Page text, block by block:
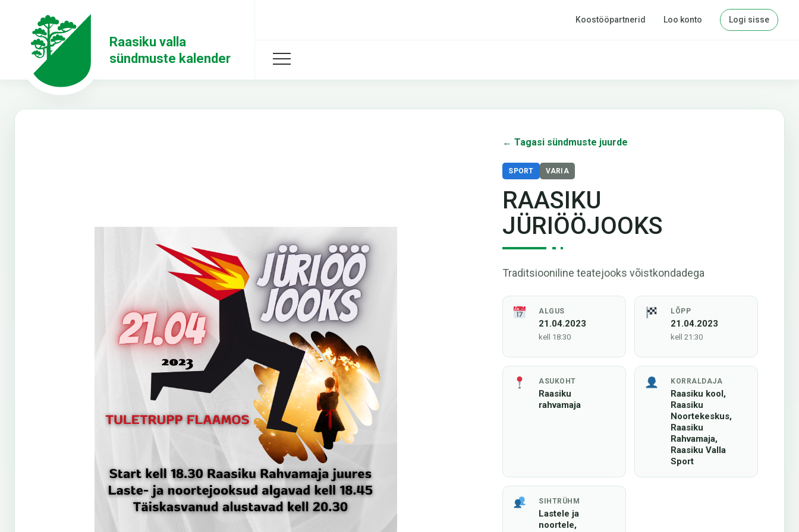
Raasiku valla
sündmuste kalender
Koostööpartnerid Loo konto Logi sisse
← Tagasi sündmuste juurde
SPORT VARIA
RAASIKU
JÜRIÖÖJOOKS
Traditsiooniline teatejooks võistkondadega
ALGUS
21.04.2023
kell 18:30
LÕPP
21.04.2023
kell 21:30
ASUKOHT
Raasiku
rahvamaja
KORRALDAJA
Raasiku kool,
Raasiku
Noortekeskus,
Raasiku
Rahvamaja,
Raasiku Valla
Sport
SIHTRÜHM
Lastele ja
noortele,